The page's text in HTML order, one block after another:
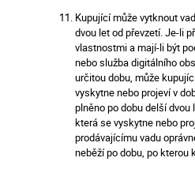
Kupující může vytknout
dvou let od převzetí. Je-li
vlastnostmi a mají-li být
nebo služba digitálního
určitou dobu, může
vyskytne nebo projeví v
plněno po dobu delší dvou
která se vyskytne nebo
prodávajícímu vadu
neběží po dobu, po kterou